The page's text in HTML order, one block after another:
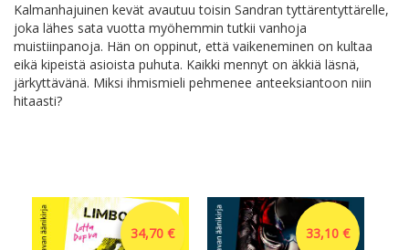
Kalmanhajuinen kevät avautuu toisin Sandran tyttärentyttärelle,
joka lähes sata vuotta myöhemmin tutkii vanhoja
muistiinpanoja. Hän on oppinut, että vaikeneminen on kultaa
eikä kipeistä asioista puhuta. Kaikki mennyt on äkkiä läsnä,
järkyttävänä. Miksi ihmismieli pehmenee anteeksiantoon niin
hitaasti?
34,70 € 33,10 €